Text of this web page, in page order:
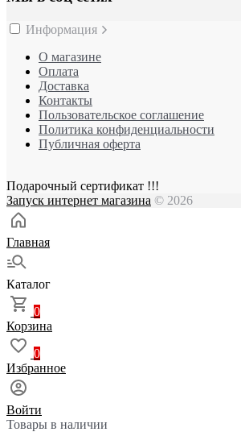
Информация
О магазине
Оплата
Доставка
Контакты
Пользовательское соглашение
Политика конфиденциальности
Публичная оферта
Подарочный сертификат !!!
Запуск интернет магазина © 2026
Главная
Каталог
0
Корзина
0
Избранное
Войти
Товары в наличии